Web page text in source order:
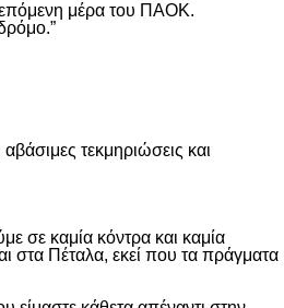
επόμενη μέρα του ΠΑΟΚ.
τεκμηριώσεις και
σε καμία κόντρα και καμία
στα Πέταλα, εκεί που τα πράγματα